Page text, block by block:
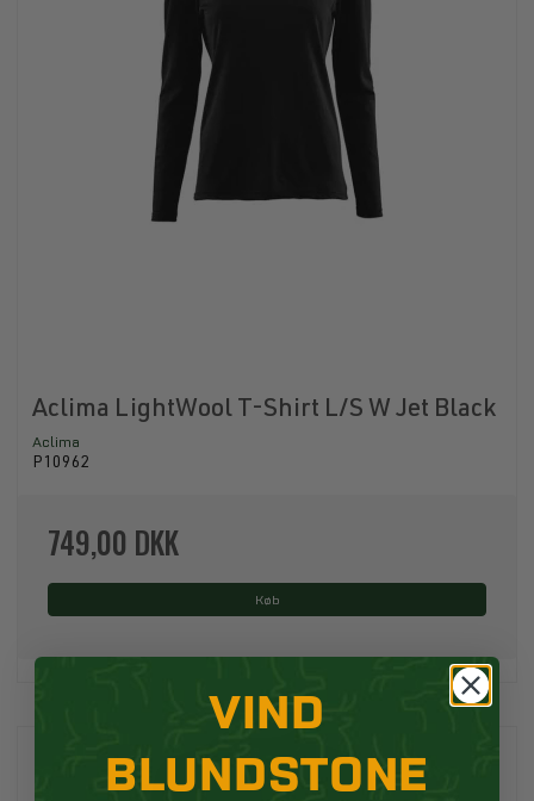
Aclima LightWool T-Shirt L/S W Jet Black
Aclima
P10962
749,00 DKK
Køb
VIND
BLUNDSTONE